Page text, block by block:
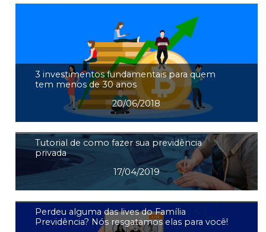
3 investimentos fundamentais para quem
tem menos de 30 anos
20/06/2018
Tutorial de como fazer sua previdência
privada
17/04/2019
Perdeu alguma das lives do Família
Previdência? Nós resgatamos elas para você!